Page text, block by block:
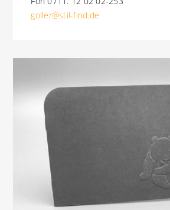
goller@stil-find.de